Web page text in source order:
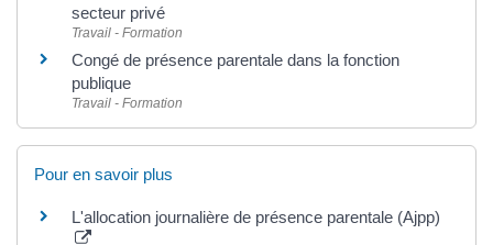
secteur privé
Travail - Formation
Congé de présence parentale dans la fonction
publique
Travail - Formation
Pour en savoir plus
L'allocation journalière de présence parentale (Ajpp)